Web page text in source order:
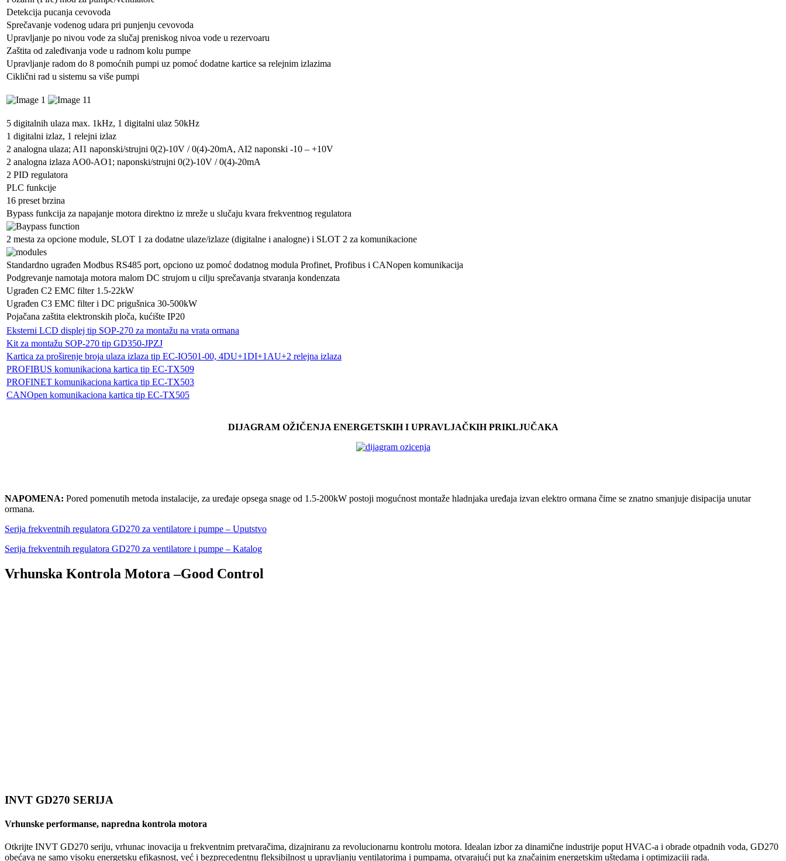
Detekcija pucanja cevovoda
Sprečavanje vodenog udara pri punjenju cevovoda
Upravljanje po nivou vode za slučaj preniskog nivoa vode u rezervoaru
Zaštita od zaleđivanja vode u radnom kolu pumpe
Upravljanje radom do 8 pomoćnih pumpi uz pomoć dodatne kartice sa relejnim izlazima
Ciklični rad u sistemu sa više pumpi
5 digitalnih ulaza max. 1kHz, 1 digitalni ulaz 50kHz
1 digitalni izlaz, 1 relejni izlaz
2 analogna ulaza; AI1 naponski/strujni 0(2)-10V / 0(4)-20mA, AI2 naponski -10 – +10V
2 analogna izlaza AO0-AO1; naponski/strujni 0(2)-10V / 0(4)-20mA
2 PID regulatora
PLC funkcije
16 preset brzina
Bypass funkcija za napajanje motora direktno iz mreže u slučaju kvara frekventnog regulatora
2 mesta za opcione module, SLOT 1 za dodatne ulaze/izlaze (digitalne i analogne) i SLOT 2 za komunikacione
Standardno ugrađen Modbus RS485 port, opciono uz pomoć dodatnog modula Profinet, Profibus i CANopen komunikacija
Podgrevanje namotaja motora malom DC strujom u cilju sprečavanja stvaranja kondenzata
Ugrađen C2 EMC filter 1.5-22kW
Ugrađen C3 EMC filter i DC prigušnica 30-500kW
Pojačana zaštita elektronskih ploča, kućište IP20
Eksterni LCD displej tip SOP-270 za montažu na vrata ormana
Kit za montažu SOP-270 tip GD350-JPZJ
Kartica za proširenje broja ulaza izlaza tip EC-IO501-00, 4DU+1DI+1AU+2 relejna izlaza
PROFIBUS komunikaciona kartica tip EC-TX509
PROFINET komunikaciona kartica tip EC-TX503
CANOpen komunikaciona kartica tip EC-TX505
DIJAGRAM OŽIČENJA ENERGETSKIH I UPRAVLJAČKIH PRIKLJUČAKA
NAPOMENA: Pored pomenutih metoda instalacije, za uređaje opsega snage od 1.5-200kW postoji mogućnost montaže hladnjaka uređaja izvan elektro ormana čime se znatno smanjuje disipacija unutar
ormana.
Serija frekventnih regulatora GD270 za ventilatore i pumpe – Uputstvo
Serija frekventnih regulatora GD270 za ventilatore i pumpe – Katalog
Vrhunska Kontrola Motora –Good Control
INVT GD270 SERIJA
Vrhunske performanse, napredna kontrola motora
Otkrijte INVT GD270 seriju, vrhunac inovacija u frekventnim pretvaračima, dizajniranu za revolucionarnu kontrolu motora. Idealan izbor za dinamične industrije poput HVAC-a i obrade otpadnih voda, GD270
obećava ne samo visoku energetsku efikasnost, već i bezprecedentnu fleksibilnost u upravljanju ventilatorima i pumpama, otvarajući put ka značajnim energetskim uštedama i optimizaciji rada.